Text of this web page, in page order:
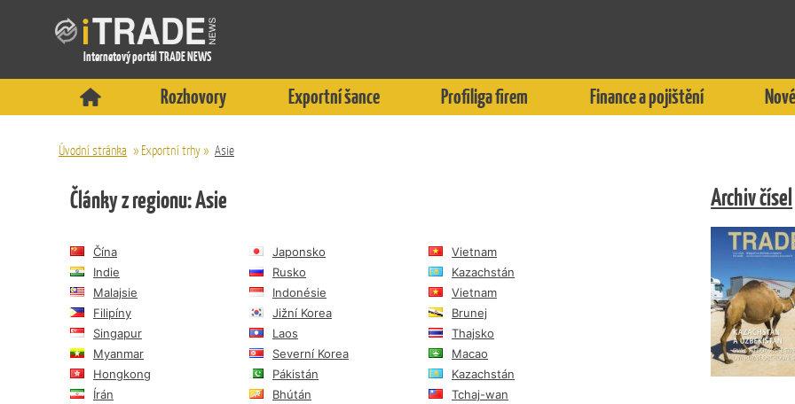
Internetový portál TRADE NEWS
Rozhovory Exportní šance Profiliga firem Finance a pojištění
Úvodní stránka » Exportní trhy» Asie
Články z regionu: Asie
Čína Japonsko
Vietnam
Indie
Rusko
Kazachstán
Malajsie
Indonésie
Vietnam
Filipíny
Jižní Korea
Brunej
Singapur
Laos
Thajsko
Myanmar
Severní Korea
Macao
Hongkong
Pákistán
Kazachstán
Írán
Bhútán
Tchaj-wan
Archiv čísel